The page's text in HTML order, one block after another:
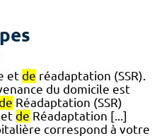
et de réadaptation (SSR).
du domicile est
Réadaptation (SSR)
de Réadaptation [...]
correspond à votre